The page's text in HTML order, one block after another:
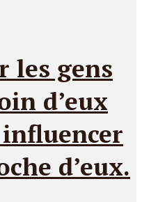
les gens
d’eux
d’eux.